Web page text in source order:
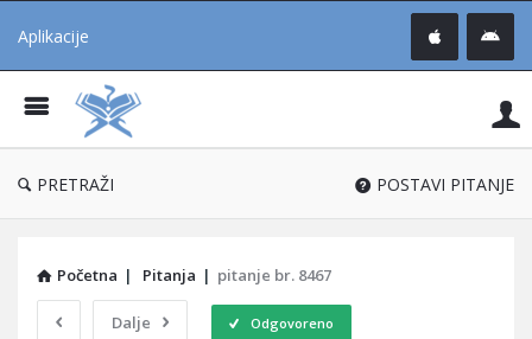
Aplikacije
®
PRETRAŽI POSTAVI PITANJE
Početna | Pitanja | pitanje br. 8467
Dalje Odgovoreno